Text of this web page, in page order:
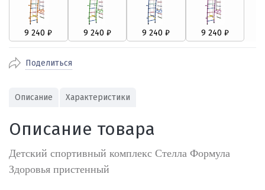
Поделиться
Описание Характеристики
Описание товара
Детский спортивный комплекс Стелла Формула
Здоровья пристенный